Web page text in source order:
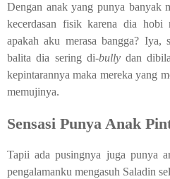
Dengan anak yang punya banyak
kecerdasan fisik karena dia hobi
apakah aku merasa bangga? Iya,
balita dia sering di-bully dan
kepintarannya maka mereka yang
memujinya.
Sensasi Punya Anak
Tapii ada pusingnya juga punya
pengalamanku mengasuh Saladin